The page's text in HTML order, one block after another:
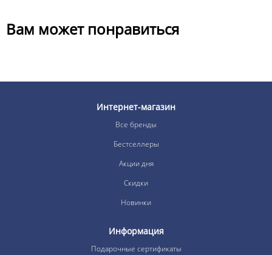
Вам может понравиться
Интернет-магазин
Все бренды
Бестселлеры
Акции дня
Скидки
Новинки
Информация
Подарочные сертификаты